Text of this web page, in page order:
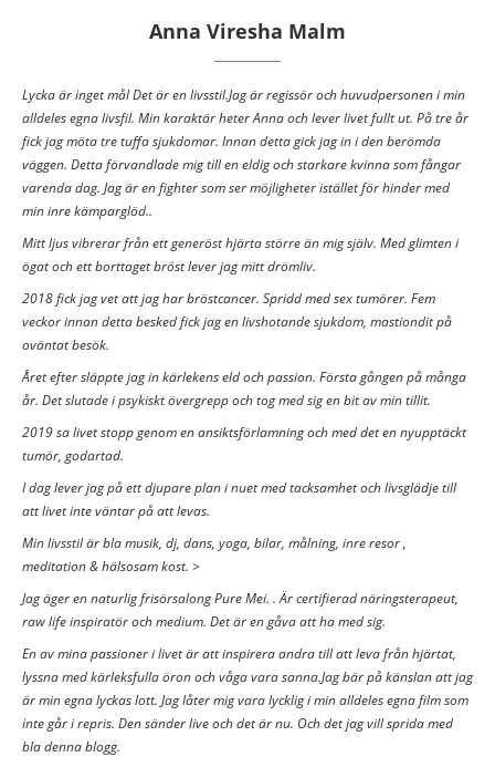
Anna Viresha Malm
Lycka är inget mål Det är en livsstil.Jag är regissör och huvudpersonen i min
alldeles egna livsfil. Min karaktär heter Anna och lever livet fullt ut. På tre år
fick jag möta tre tuffa sjukdomar. Innan detta gick jag in i den berömda
väggen. Detta förvandlade mig till en eldig och starkare kvinna som fångar
varenda dag. Jag är en fighter som ser möjligheter istället för hinder med
min inre kämparglöd..
Mitt ljus vibrerar från ett generöst hjärta större än mig själv. Med glimten i
ögat och ett borttaget bröst lever jag mitt drömliv.
2018 fick jag vet att jag har bröstcancer. Spridd med sex tumörer. Fem
veckor innan detta besked fick jag en livshotande sjukdom, mastiondit på
oväntat besök.
Året efter släppte jag in kärlekens eld och passion. Första gången på många
år. Det slutade i psykiskt övergrepp och tog med sig en bit av min tillit.
2019 sa livet stopp genom en ansiktsförlamning och med det en nyupptäckt
tumör, godartad.
I dag lever jag på ett djupare plan i nuet med tacksamhet och livsglädje till
att livet inte väntar på att levas.
Min livsstil är bla musik, dj, dans, yoga, bilar, målning, inre resor ,
meditation & hälsosam kost. >
Jag äger en naturlig frisörsalong Pure Mei. . Är certifierad näringsterapeut,
raw life inspiratör och medium. Det är en gåva att ha med sig.
En av mina passioner i livet är att inspirera andra till att leva från hjärtat,
lyssna med kärleksfulla öron och våga vara sanna.Jag bär på känslan att jag
är min egna lyckas lott. Jag låter mig vara lycklig i min alldeles egna film som
inte går i repris. Den sänder live och det är nu. Och det jag vill sprida med
bla denna blogg.